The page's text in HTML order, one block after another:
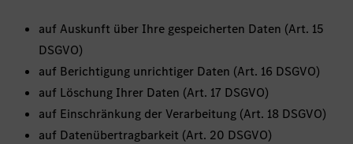
auf Auskunft über Ihre gespeicherten Daten (Art. 15
DSGVO)
auf Berichtigung unrichtiger Daten (Art. 16 DSGVO)
auf Löschung Ihrer Daten (Art. 17 DSGVO)
auf Einschränkung der Verarbeitung (Art. 18 DSGVO)
auf Datenübertragbarkeit (Art. 20 DSGVO)